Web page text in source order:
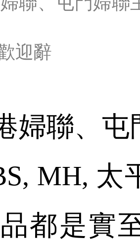
迎辭
婦聯、屯
MH, 太
都是實